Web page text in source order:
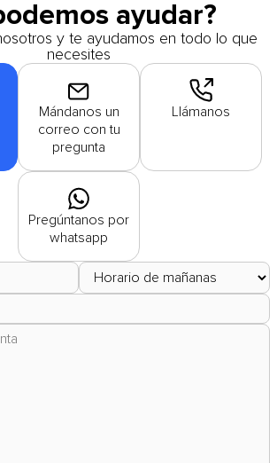
ayudar?
y te ayudamos en todo lo que
necesites
Mándanos un
correo con tu
pregunta
Llámanos
Pregúntanos por
whatsapp